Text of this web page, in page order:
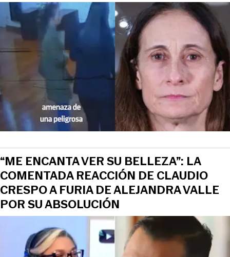
“ME ENCANTA VER SU BELLEZA”: LA
COMENTADA REACCIÓN DE CLAUDIO
CRESPO A FURIA DE ALEJANDRA VALLE
POR SU ABSOLUCIÓN